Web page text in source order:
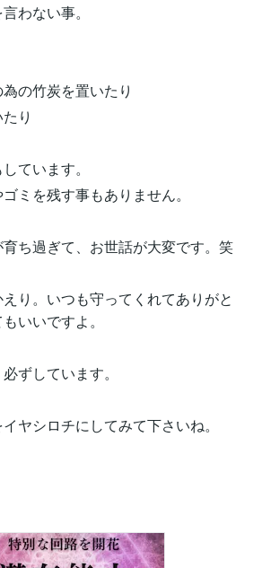
わない事。
の竹炭を置いたり
り
ています。
ミを残す事もありません。
ち過ぎて、お世話が大変です。笑
り。いつも守ってくれてありがと
いいですよ。
ずしています。
ヤシロチにしてみて下さいね。